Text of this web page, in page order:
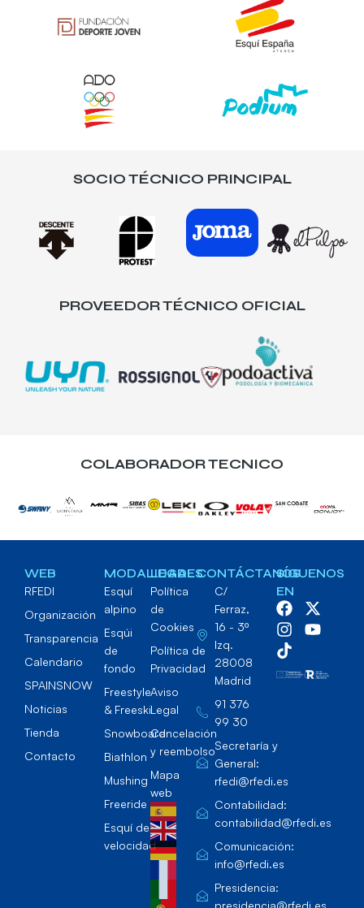
SOCIO TÉCNICO PRINCIPAL
PROVEEDOR TÉCNICO OFICIAL
COLABORADOR TECNICO
WEB
RFEDI
Organización
Transparencia
Calendario
SPAINSNOW
Noticias
Tienda
Contacto
MODALIDADES
Esquí
alpino
Esqúi
de
fondo
Freestyle
& Freeski
Snowboard
Biathlon
Mushing
Freeride
Esquí de
velocidad
LEGAL
Política
de
Cookies
Política de
Privacidad
Aviso
Legal
Cancelación
y reembolso
Mapa
web
CONTÁCTANOS
C/
Ferraz,
16 - 3º
Izq.
28008
Madrid
91 376
99 30
Secretaría y
General:
rfedi@rfedi.es
Contabilidad:
contabilidad@rfedi.es
Comunicación:
info@rfedi.es
Presidencia:
presidencia@rfedi.es
SÍGUENOS
EN